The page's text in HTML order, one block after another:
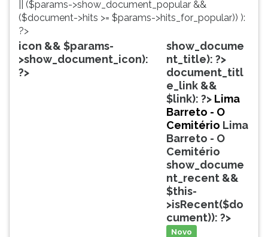
comentados.
Acessibilidade
leitor
depois
pausar
|| ($params->show_document_popular &&
($document->hits >= $params->hits_for_popular)) ):
?>
icon && $params-
>show_document_icon):
?>
show_docume
nt_title): ?>
document_titl
e_link &&
$link): ?> Lima
Barreto - O
Cemitério Lima
Barreto - O
Cemitério
show_docume
nt_recent &&
$this-
>isRecent($do
cument)): ?>
Novo